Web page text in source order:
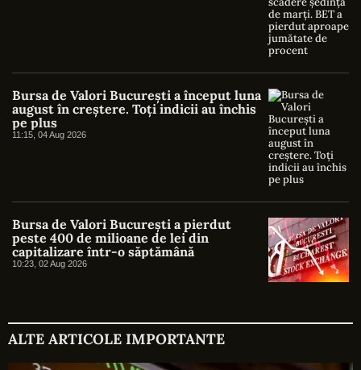
Bursa de Valori București a început luna
august în creștere. Toți indicii au închis
pe plus
11:15, 04 Aug 2026
Bursa de Valori București a pierdut
peste 400 de milioane de lei din
capitalizare într-o săptămână
10:23, 02 Aug 2026
ALTE ARTICOLE IMPORTANTE